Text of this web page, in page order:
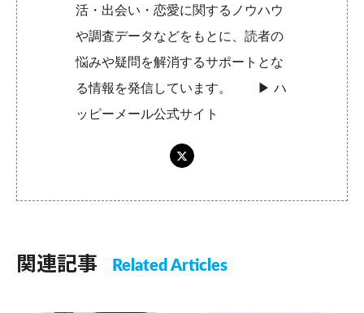
活・出会い・恋愛に関するノウハウ
や調査データなどをもとに、読者の
悩みや疑問を解消するサポートとな
る情報を発信しています。 ▶︎ハ
ッピーメール公式サイト
関連記事 Related Articles